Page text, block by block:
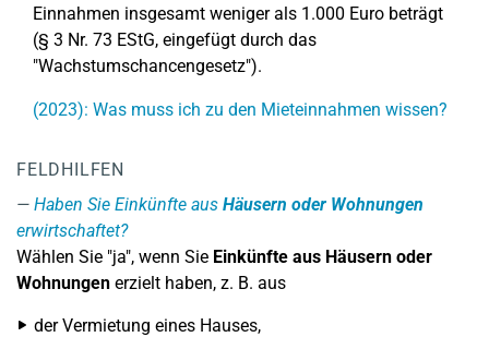
Einnahmen insgesamt weniger als 1.000 Euro beträgt
(§ 3 Nr. 73 EStG, eingefügt durch das
"Wachstumschancengesetz").
(2023): Was muss ich zu den Mieteinnahmen wissen?
FELDHILFEN
Haben Sie Einkünfte aus Häusern oder Wohnungen
erwirtschaftet?
Wählen Sie "ja", wenn Sie Einkünfte aus Häusern oder
Wohnungen erzielt haben, z. B. aus
der Vermietung eines Hauses,